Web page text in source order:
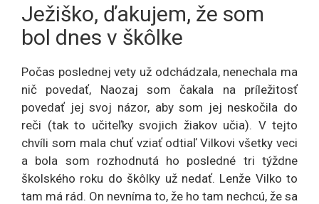
Ježiško, ďakujem, že som
bol dnes v škôlke
Počas poslednej vety už odchádzala, nenechala ma
nič povedať, Naozaj som čakala na príležitosť
povedať jej svoj názor, aby som jej neskočila do
reči (tak to učiteľky svojich žiakov učia). V tejto
chvíli som mala chuť vziať odtiaľ Vilkovi všetky veci
a bola som rozhodnutá ho posledné tri týždne
školského roku do škôlky už nedať. Lenže Vilko to
tam má rád. On nevníma to, že ho tam nechcú, že sa